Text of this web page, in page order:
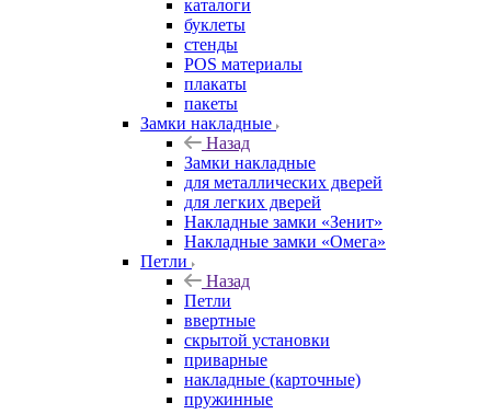
каталоги
буклеты
стенды
POS материалы
плакаты
пакеты
Замки накладные
Назад
Замки накладные
для металлических дверей
для легких дверей
Накладные замки «Зенит»
Накладные замки «Омега»
Петли
Назад
Петли
ввертные
скрытой установки
приварные
накладные (карточные)
пружинные